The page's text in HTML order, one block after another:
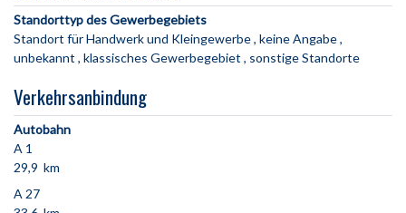
Standorttyp des Gewerbegebiets
Standort für Handwerk und Kleingewerbe keine Angabe
unbekannt klassisches Gewerbegebiet sonstige Standorte
Verkehrsanbindung
Autobahn
A 1
29,9 km
A 27